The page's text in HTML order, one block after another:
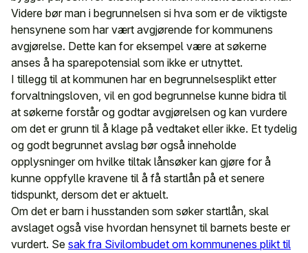
Videre bør man i begrunnelsen si hva som er de viktigste
hensynene som har vært avgjørende for kommunens
avgjørelse. Dette kan for eksempel være at søkerne
anses å ha sparepotensial som ikke er utnyttet.
I tillegg til at kommunen har en begrunnelsesplikt etter
forvaltningsloven, vil en god begrunnelse kunne bidra til
at søkerne forstår og godtar avgjørelsen og kan vurdere
om det er grunn til å klage på vedtaket eller ikke. Et tydelig
og godt begrunnet avslag bør også inneholde
opplysninger om hvilke tiltak lånsøker kan gjøre for å
kunne oppfylle kravene til å få startlån på et senere
tidspunkt, dersom det er aktuelt.
Om det er barn i husstanden som søker startlån, skal
avslaget også vise hvordan hensynet til barnets beste er
vurdert. Se sak fra Sivilombudet om kommunenes plikt til